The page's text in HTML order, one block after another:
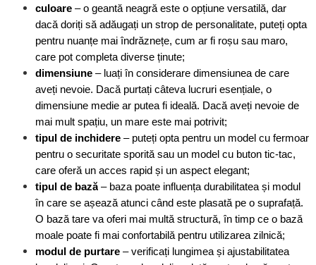
culoare – o geantă neagră este o opțiune versatilă, dar
dacă doriți să adăugați un strop de personalitate, puteți opta
pentru nuanțe mai îndrăznețe, cum ar fi roșu sau maro,
care pot completa diverse ținute;
dimensiune – luați în considerare dimensiunea de care
aveți nevoie. Dacă purtați câteva lucruri esențiale, o
dimensiune medie ar putea fi ideală. Dacă aveți nevoie de
mai mult spațiu, un mare este mai potrivit;
tipul de inchidere – puteți opta pentru un model cu fermoar
pentru o securitate sporită sau un model cu buton tic-tac,
care oferă un acces rapid și un aspect elegant;
tipul de bază – baza poate influența durabilitatea și modul
în care se așează atunci când este plasată pe o suprafață.
O bază tare va oferi mai multă structură, în timp ce o bază
moale poate fi mai confortabilă pentru utilizarea zilnică;
modul de purtare – verificați lungimea și ajustabilitatea